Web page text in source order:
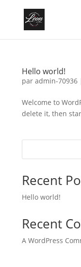
Hello world!
par admin-70936
Welcome to
delete it, then
Recent
Hello world!
Recent
A WordPress